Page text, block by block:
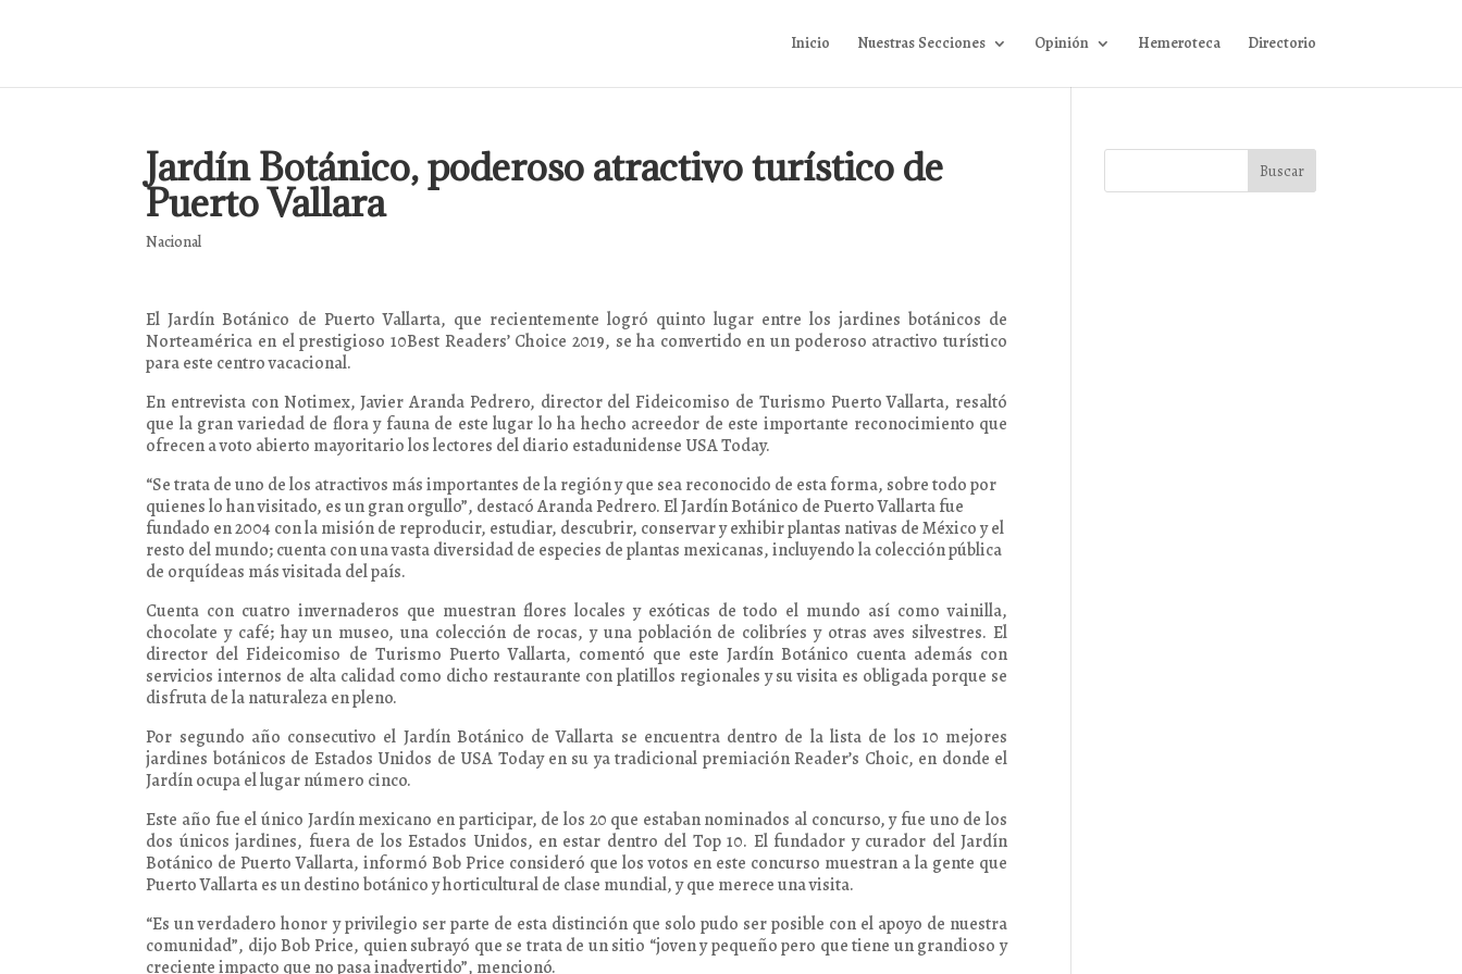
Inicio Nuestras Secciones Opinión Hemeroteca Directorio
Jardín Botánico, poderoso atractivo turístico de
Puerto Vallara
Nacional
El Jardín Botánico de Puerto Vallarta, que recientemente logró quinto lugar entre los jardines botánicos de
Norteamérica en el prestigioso 10Best Readers’ Choice 2019, se ha convertido en un poderoso atractivo turístico
para este centro vacacional.
En entrevista con Notimex, Javier Aranda Pedrero, director del Fideicomiso de Turismo Puerto Vallarta, resaltó
que la gran variedad de flora y fauna de este lugar lo ha hecho acreedor de este importante reconocimiento que
ofrecen a voto abierto mayoritario los lectores del diario estadunidense USA Today.
“Se trata de uno de los atractivos más importantes de la región y que sea reconocido de esta forma, sobre todo por
quienes lo han visitado, es un gran orgullo”, destacó Aranda Pedrero. El Jardín Botánico de Puerto Vallarta fue
fundado en 2004 con la misión de reproducir, estudiar, descubrir, conservar y exhibir plantas nativas de México y el
resto del mundo; cuenta con una vasta diversidad de especies de plantas mexicanas, incluyendo la colección pública
de orquídeas más visitada del país.
Cuenta con cuatro invernaderos que muestran flores locales y exóticas de todo el mundo así como vainilla,
chocolate y café; hay un museo, una colección de rocas, y una población de colibríes y otras aves silvestres. El
director del Fideicomiso de Turismo Puerto Vallarta, comentó que este Jardín Botánico cuenta además con
servicios internos de alta calidad como dicho restaurante con platillos regionales y su visita es obligada porque se
disfruta de la naturaleza en pleno.
Por segundo año consecutivo el Jardín Botánico de Vallarta se encuentra dentro de la lista de los 10 mejores
jardines botánicos de Estados Unidos de USA Today en su ya tradicional premiación Reader’s Choic, en donde el
Jardín ocupa el lugar número cinco.
Este año fue el único Jardín mexicano en participar, de los 20 que estaban nominados al concurso, y fue uno de los
dos únicos jardines, fuera de los Estados Unidos, en estar dentro del Top 10. El fundador y curador del Jardín
Botánico de Puerto Vallarta, informó Bob Price consideró que los votos en este concurso muestran a la gente que
Puerto Vallarta es un destino botánico y horticultural de clase mundial, y que merece una visita.
“Es un verdadero honor y privilegio ser parte de esta distinción que solo pudo ser posible con el apoyo de nuestra
comunidad”, dijo Bob Price, quien subrayó que se trata de un sitio “joven y pequeño pero que tiene un grandioso y
creciente impacto que no pasa inadvertido”, mencionó.